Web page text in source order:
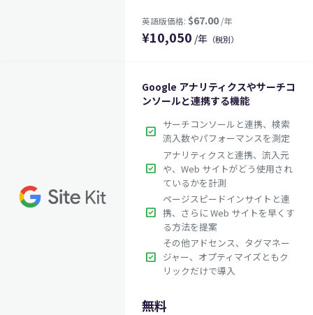
¥10,050 /年 （税別）
Google アナリティクスやサーチコ
ンソールと連携する機能
check_box サーチコンソールと連携、検索
流入数やパフォーマンスを測定
check_box
アナリティクスと連携、流入元
や、Web サイトがどう使用され
ているかを計測
check_box
ページスピードインサイトと連
携、さらに Web サイトを早くす
る方法を提案
check_box
その他アドセンス、タグマネー
ジャー、オプティマイズともク
リックだけで導入
無料